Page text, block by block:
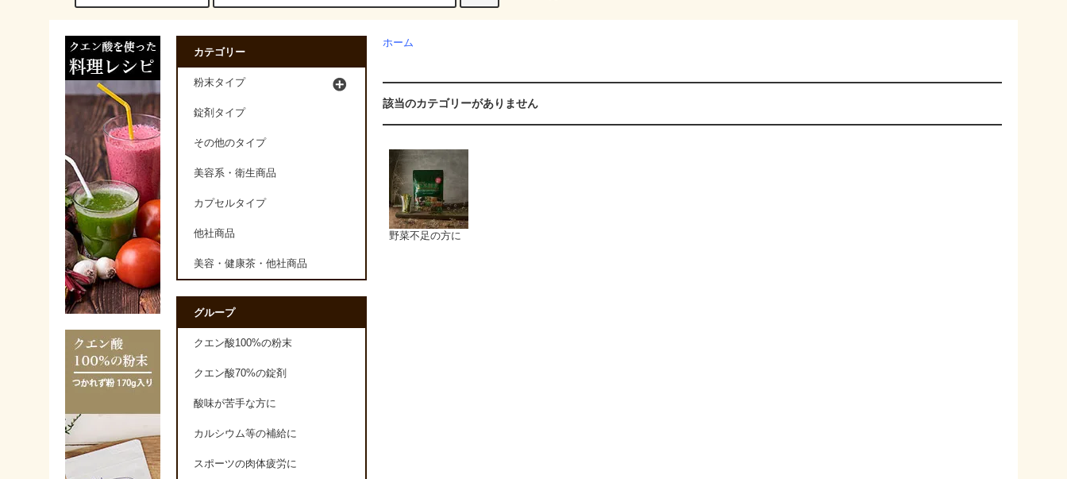
ホーム
該当のカテゴリーがありません
野菜不足の方に
カテゴリー
粉末タイプ
錠剤タイプ
その他のタイプ
美容系・衛生商品
カプセルタイプ
他社商品
美容・健康茶・他社商品
グループ
クエン酸100%の粉末
クエン酸70%の錠剤
酸味が苦手な方に
カルシウム等の補給に
スポーツの肉体疲労に